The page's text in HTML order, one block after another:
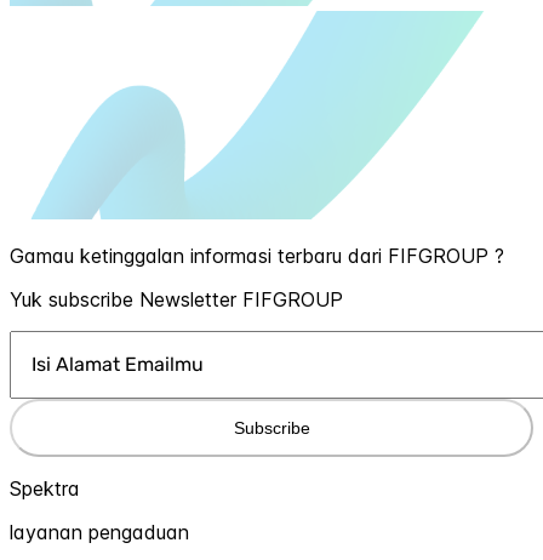
Gamau ketinggalan informasi terbaru dari FIFGROUP ?
Yuk subscribe Newsletter FIFGROUP
Subscribe
Spektra
layanan pengaduan